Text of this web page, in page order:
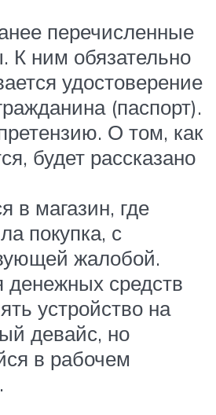
перечисленные
К ним обязательно
удостоверение
(паспорт).
О том, как
будет рассказано
в магазин, где
покупка, с
жалобой.
денежных средств
устройство на
девайс, но
в рабочем